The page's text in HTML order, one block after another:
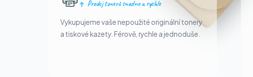
Prodej tonerů snadno a rychle
Vykupujeme vaše nepoužité originální tonery
a tiskové kazety. Férově, rychle a jednoduše.